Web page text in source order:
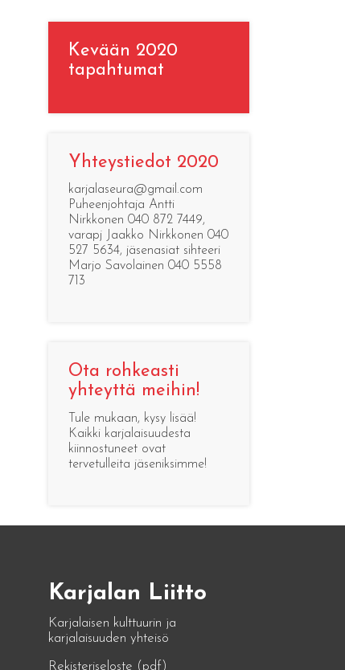
Kevään 2020
tapahtumat
Yhteystiedot 2020
karjalaseura@gmail.com
Puheenjohtaja Antti
Nirkkonen 040 872 7449,
varapj Jaakko Nirkkonen 040
527 5634, jäsenasiat sihteeri
Marjo Savolainen 040 5558
713
Ota rohkeasti
yhteyttä meihin!
Tule mukaan, kysy lisää!
Kaikki karjalaisuudesta
kiinnostuneet ovat
tervetulleita jäseniksimme!
Karjalan Liitto
Karjalaisen kulttuurin ja
karjalaisuuden yhteisö
Rekisteriseloste (pdf)